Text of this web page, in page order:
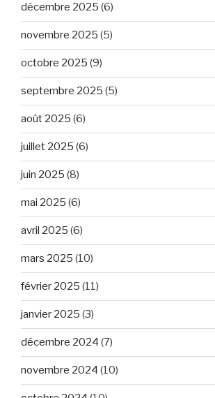
décembre 2025 (6)
novembre 2025 (5)
octobre 2025 (9)
septembre 2025 (5)
août 2025 (6)
juillet 2025 (6)
juin 2025 (8)
mai 2025 (6)
avril 2025 (6)
mars 2025 (10)
février 2025 (11)
janvier 2025 (3)
décembre 2024 (7)
novembre 2024 (10)